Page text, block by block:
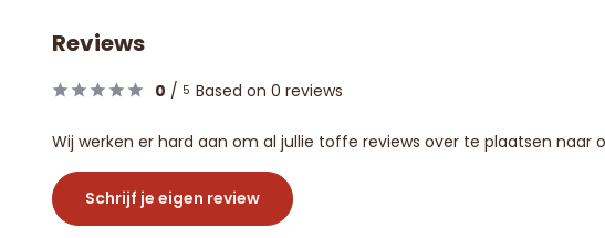
Reviews
0 / 5 Based on 0 reviews
Wij werken er hard aan om al jullie toffe reviews over te plaatsen naar
Schrijf je eigen review